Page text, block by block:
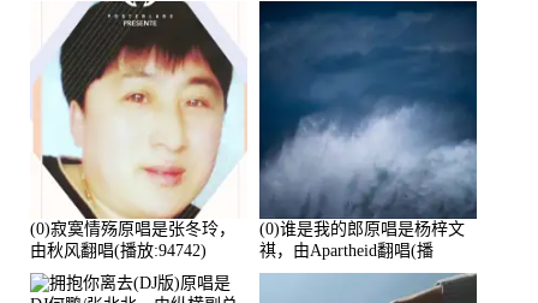
(0)寂寞情殇原唱是张冬玲，
由秋风翻唱(播放:94742)
(0)谁是我的郎原唱是杨梓文
祺，由Apartheid翻唱(播
放:94178)